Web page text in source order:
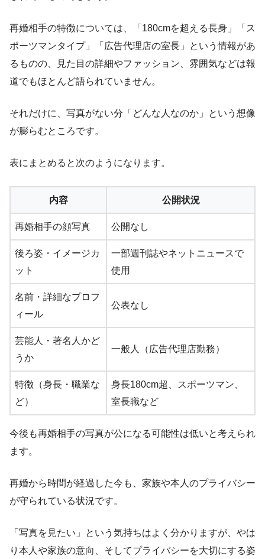
再婚相手の特徴については、「180cmを超える長身」「ス
ポーツマンタイプ」「広告代理店の室長」という情報があ
るものの、見た目の詳細やファッション、雰囲気などは報
道でもほとんど語られていません。
それだけに、写真がない分「どんな人なのか」という想像
が膨らむところです。
表にまとめると次のようになります。
内容 公開状況
再婚相手の顔写真 公開なし
後ろ姿・イメージカ
ット
一部週刊誌やネットニュースで
使用
名前・詳細なプロフ
ィール
公表なし
芸能人・著名人かど
うか
一般人（広告代理店勤務）
特徴（身長・職業な
ど）
身長180cm超、スポーツマン、
室長職など
今後も再婚相手の写真が公になる可能性は低いと考えられ
ます。
再婚から時間が経過した今も、家族や本人のプライバシー
が守られている状況です。
「写真を見たい」という気持ちはよく分かりますが、やは
り本人や家族の意向、そしてプライバシーを大切にする姿